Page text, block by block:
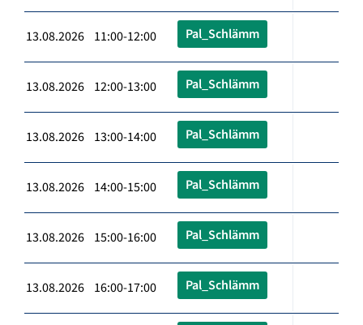
13.08.2026 11:00-12:00 Pal_Schlämm
13.08.2026 12:00-13:00 Pal_Schlämm
13.08.2026 13:00-14:00 Pal_Schlämm
13.08.2026 14:00-15:00 Pal_Schlämm
13.08.2026 15:00-16:00 Pal_Schlämm
13.08.2026 16:00-17:00 Pal_Schlämm